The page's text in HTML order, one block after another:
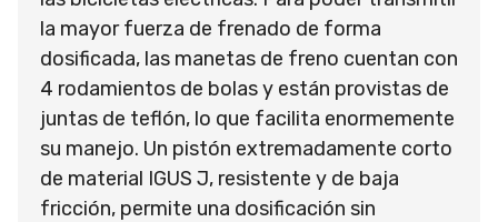
la mayor fuerza de frenado de forma
dosificada, las manetas de freno cuentan con
4 rodamientos de bolas y están provistas de
juntas de teflón, lo que facilita enormemente
su manejo. Un pistón extremadamente corto
de material IGUS J, resistente y de baja
fricción, permite una dosificación sin